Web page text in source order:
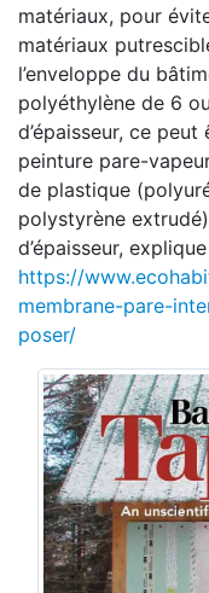
matériaux, pour
matériaux
l’enveloppe du
polyéthylène de 6
d’épaisseur, ce peut
peinture pare-
de plastique
polystyrène
d’épaisseur,
https://
membrane-pare-
poser/